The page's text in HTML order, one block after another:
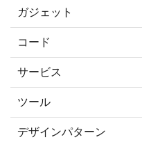
ガジェット
コード
サービス
ツール
デザインパターン